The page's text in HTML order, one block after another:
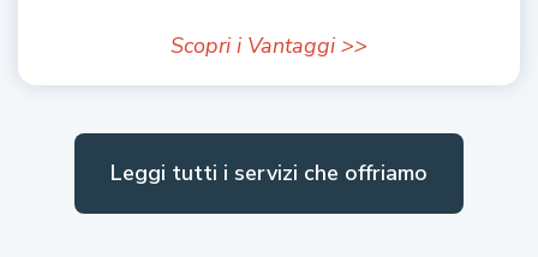
Scopri i Vantaggi >>
Leggi tutti i servizi che offriamo